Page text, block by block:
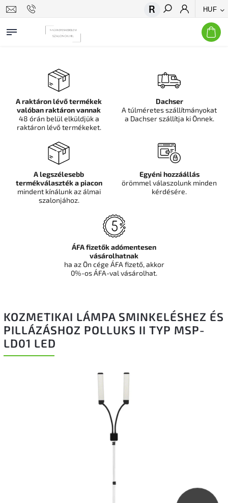
HUF
Keresés
KOZMETIKAI LÁMPA SMINKELÉSHEZ ÉS
PILLÁZÁSHOZ POLLUKS II TYP MSP-
LD01 LED
A raktáron lévő termékek
valóban raktáron vannak
48 órán belül elküldjük a
raktáron lévő termékeket.
Dachser
A túlméretes szállítmányokat
a Dachser szállítja ki Önnek.
A legszélesebb
termékválaszték a piacon
mindent kínálunk az álmai
szalonjához.
Egyéni hozzáállás
örömmel válaszolunk minden
kérdésére.
ÁFA fizetők adómentesen
vásárolhatnak
ha az Ön cége ÁFA fizető, akkor
0%-os ÁFA-val vásárolhat.